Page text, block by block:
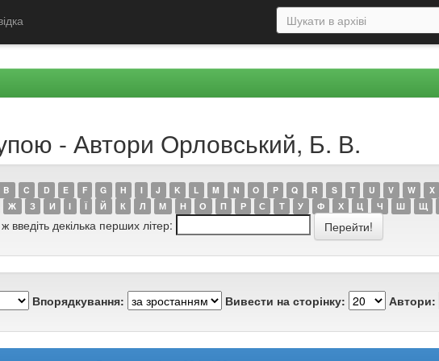
- Автори Орловський, Б. В.
B C D E F G H I J K L M N O P Q R S T U V W X
Ж З И І Ї Й К Л М Н О П Р С Т У Ф Х Ц Ч Ш Щ
введіть декілька перших літер:
Впорядкування: Вивести на сторінку: Автори: